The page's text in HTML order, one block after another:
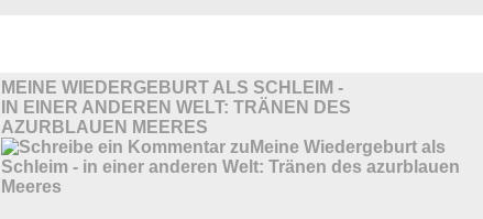
MEINE WIEDERGEBURT ALS SCHLEIM -
IN EINER ANDEREN WELT: TRÄNEN DES
AZURBLAUEN MEERES